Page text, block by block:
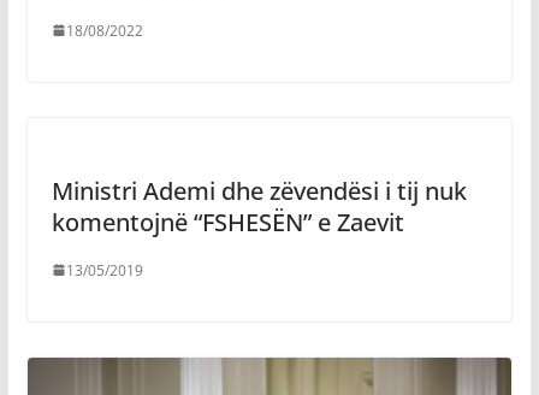
18/08/2022
Ministri Ademi dhe zëvendësi i tij nuk
komentojnë “FSHESËN” e Zaevit
13/05/2019